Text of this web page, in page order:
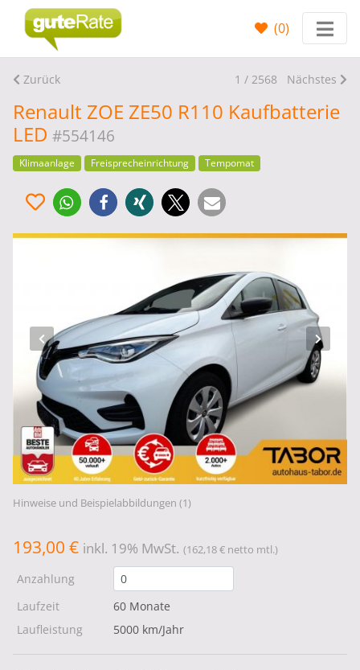
(0)
Zurück 1 / 2568 Nächstes
Renault ZOE ZE50 R110 Kaufbatterie
LED #554146
Klimaanlage Freisprecheinrichtung Tempomat
Hinweise und Beispielabbildungen (1)
193,00 € inkl. 19% MwSt. (162,18 € netto mtl.)
Anzahlung
Laufzeit
60 Monate
Laufleistung
5000 km/Jahr